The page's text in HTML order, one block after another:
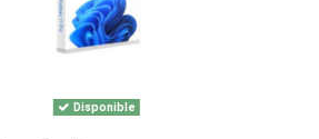
Disponible